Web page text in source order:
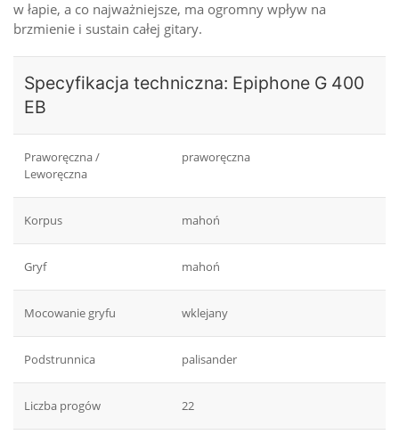
w łapie, a co najważniejsze, ma ogromny wpływ na
brzmienie i sustain całej gitary.
Specyfikacja techniczna: Epiphone G 400
EB
Praworęczna /
Leworęczna
praworęczna
Korpus mahoń
Gryf mahoń
Mocowanie gryfu wklejany
Podstrunnica palisander
Liczba progów 22